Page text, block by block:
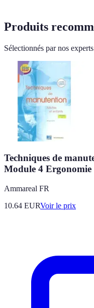
Produits
Sélectionnés par nos experts
Techniques de
Module 4
Ammareal FR
10.64 EURVoir le prix